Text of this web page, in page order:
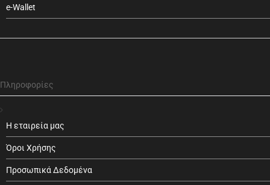
e-Wallet
Πληροφορίες
Η εταιρεία μας
Όροι Χρήσης
Προσωπικά Δεδομένα